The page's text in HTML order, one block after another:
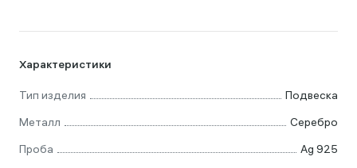
Характеристики
Тип изделия
Подвеска
Металл
Серебро
Проба
Ag 925